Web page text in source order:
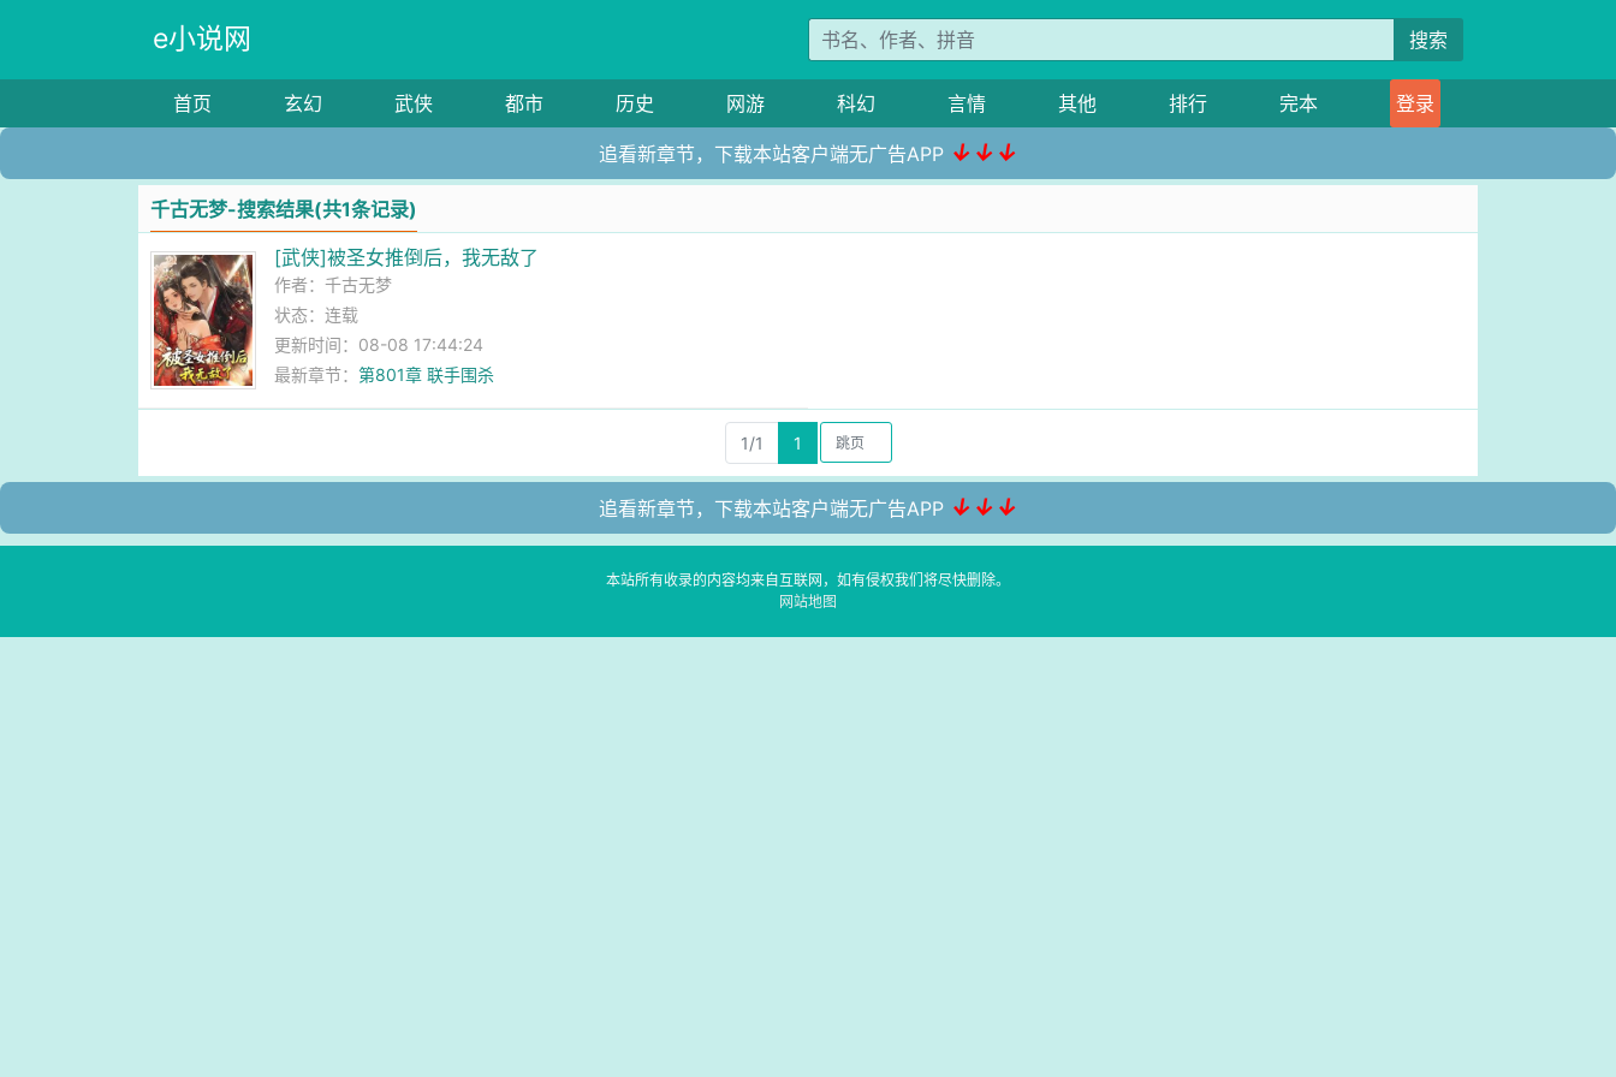
e小说网 搜索
首页 玄幻 武侠 都市 历史 网游 科幻 言情 其他 排行 完本 登录
追看新章节，下载本站客户端无广告APP ↓↓↓
千古无梦-搜索结果(共1条记录)
[武侠]被圣女推倒后，我无敌了
作者：千古无梦
状态：连载
更新时间：08-08 17:44:24
最新章节：第801章 联手围杀
1/1 1
追看新章节，下载本站客户端无广告APP ↓↓↓
本站所有收录的内容均来自互联网，如有侵权我们将尽快删除。
网站地图